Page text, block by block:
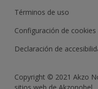
Términos de uso
Configuración de cookies
Declaración de
Copyright © 2021 Akzo
sitios web de Akzonobel